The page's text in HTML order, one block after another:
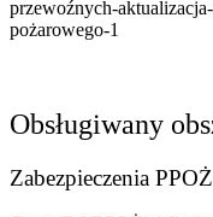
Obsługiwany
Zabezpieczenia